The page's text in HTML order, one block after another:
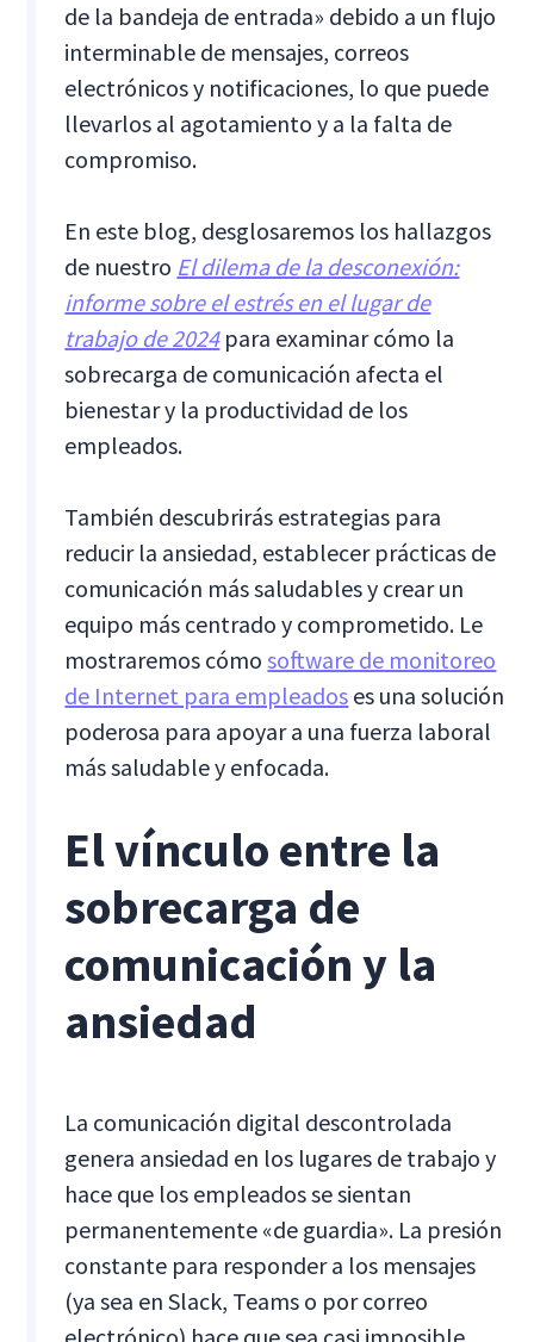
de la bandeja de entrada» debido a un flujo
interminable de mensajes, correos
electrónicos y notificaciones, lo que puede
llevarlos al agotamiento y a la falta de
compromiso.
En este blog, desglosaremos los hallazgos
de nuestro El dilema de la desconexión:
informe sobre el estrés en el lugar de
trabajo de 2024para examinar cómo la
sobrecarga de comunicación afecta el
bienestar y la productividad de los
empleados.
También descubrirás estrategias para
reducir la ansiedad, establecer prácticas de
comunicación más saludables y crear un
equipo más centrado y comprometido. Le
mostraremos cómosoftware de monitoreo
de Internet para empleados es una solución
poderosa para apoyar a una fuerza laboral
más saludable y enfocada.
El vínculo entre la
sobrecarga de
comunicación y la
ansiedad
La comunicación digital descontrolada
genera ansiedad en los lugares de trabajo y
hace que los empleados se sientan
permanentemente «de guardia». La presión
constante para responder a los mensajes
(ya sea en Slack, Teams o por correo